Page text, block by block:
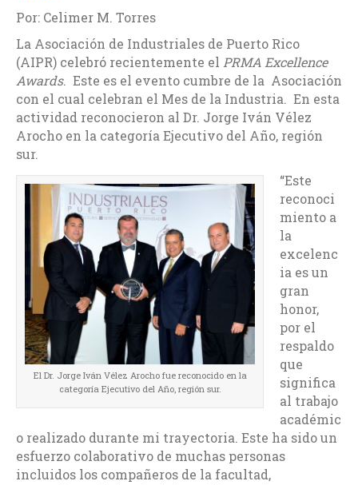
Por: Celimer M. Torres
La Asociación de Industriales de Puerto Rico
(AIPR) celebró recientemente el PRMA Excellence
Awards. Este es el evento cumbre de la Asociación
con el cual celebran el Mes de la Industria. En esta
actividad reconocieron al Dr. Jorge Iván Vélez
Arocho en la categoría Ejecutivo del Año, región
sur.
El Dr. Jorge Iván Vélez Arocho fue reconocido en la
categoría Ejecutivo del Año, región sur.
“Este
reconoci
miento a
la
excelenc
ia es un
gran
honor,
por el
respaldo
que
significa
al trabajo
académic
o realizado durante mi trayectoria. Este ha sido un
esfuerzo colaborativo de muchas personas
incluidos los compañeros de la facultad,